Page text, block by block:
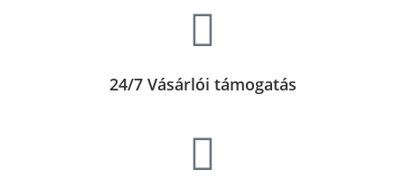
24/7 Vásárlói támogatás